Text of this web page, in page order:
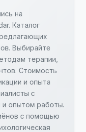
на
Каталог
Выбирайте
терапии,
Стоимость
и опыта
с
опытом работы.
с помощью